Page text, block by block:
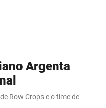
Argenta
Row Crops e o time de